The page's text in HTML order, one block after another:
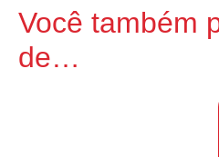
Você também
de…